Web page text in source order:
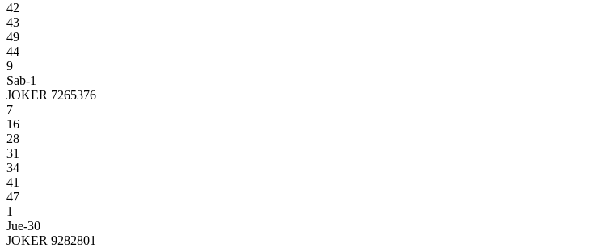
42
43
49
44
9
Sab-1
JOKER 7265376
7
16
28
31
34
41
47
1
Jue-30
JOKER 9282801